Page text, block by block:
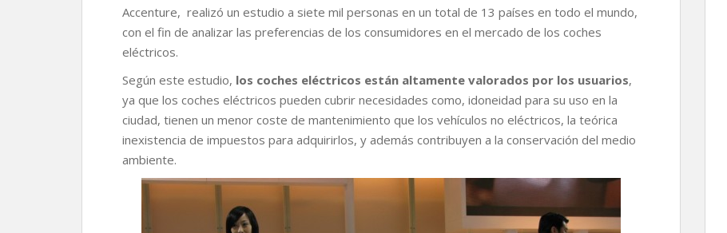
c
e
b
o
o
k
i
t
t
e
r
a
t
s
p
p
p
y
L
n
k
m
p
a
i
r
Accenture, realizó un estudio a siete mil personas en un total de 13 países en todo el mundo,
con el fin de analizar las preferencias de los consumidores en el mercado de los coches
eléctricos.
Según este estudio, los coches eléctricos están altamente valorados por los usuarios,
ya que los coches eléctricos pueden cubrir necesidades como, idoneidad para su uso en la
ciudad, tienen un menor coste de mantenimiento que los vehículos no eléctricos, la teórica
inexistencia de impuestos para adquirirlos, y además contribuyen a la conservación del medio
ambiente.